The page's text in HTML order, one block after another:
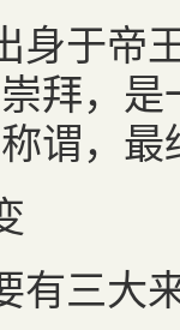
身于帝
拜，
谓，
有三大